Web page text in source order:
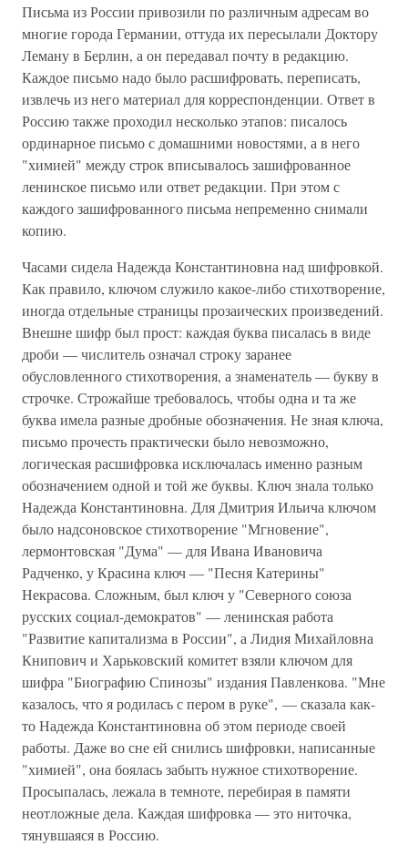
Письма из России привозили по различным адресам во
многие города Германии, оттуда их пересылали Доктору
Леману в Берлин, а он передавал почту в редакцию.
Каждое письмо надо было расшифровать, переписать,
извлечь из него материал для корреспонденции. Ответ в
Россию также проходил несколько этапов: писалось
ординарное письмо с домашними новостями, а в него
"химией" между строк вписывалось зашифрованное
ленинское письмо или ответ редакции. При этом с
каждого зашифрованного письма непременно снимали
копию.
Часами сидела Надежда Константиновна над шифровкой.
Как правило, ключом служило какое-либо стихотворение,
иногда отдельные страницы прозаических произведений.
Внешне шифр был прост: каждая буква писалась в виде
дроби — числитель означал строку заранее
обусловленного стихотворения, а знаменатель — букву в
строчке. Строжайше требовалось, чтобы одна и та же
буква имела разные дробные обозначения. Не зная ключа,
письмо прочесть практически было невозможно,
логическая расшифровка исключалась именно разным
обозначением одной и той же буквы. Ключ знала только
Надежда Константиновна. Для Дмитрия Ильича ключом
было надсоновское стихотворение "Мгновение",
лермонтовская "Дума" — для Ивана Ивановича
Радченко, у Красина ключ — "Песня Катерины"
Некрасова. Сложным, был ключ у "Северного союза
русских социал-демократов" — ленинская работа
"Развитие капитализма в России", а Лидия Михайловна
Книпович и Харьковский комитет взяли ключом для
шифра "Биографию Спинозы" издания Павленкова. "Мне
казалось, что я родилась с пером в руке", — сказала как-
то Надежда Константиновна об этом периоде своей
работы. Даже во сне ей снились шифровки, написанные
"химией", она боялась забыть нужное стихотворение.
Просыпалась, лежала в темноте, перебирая в памяти
неотложные дела. Каждая шифровка — это ниточка,
тянувшаяся в Россию.